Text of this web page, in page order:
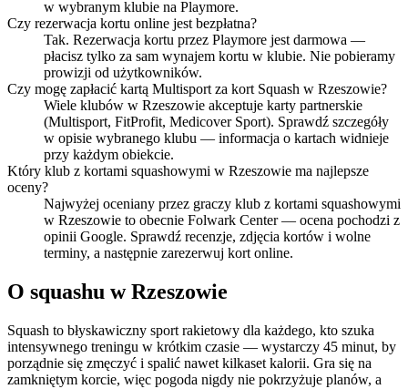
w wybranym klubie na Playmore.
Czy rezerwacja kortu online jest bezpłatna?
Tak. Rezerwacja kortu przez Playmore jest darmowa —
płacisz tylko za sam wynajem kortu w klubie. Nie pobieramy
prowizji od użytkowników.
Czy mogę zapłacić kartą Multisport za kort Squash w Rzeszowie?
Wiele klubów w Rzeszowie akceptuje karty partnerskie
(Multisport, FitProfit, Medicover Sport). Sprawdź szczegóły
w opisie wybranego klubu — informacja o kartach widnieje
przy każdym obiekcie.
Który klub z kortami squashowymi w Rzeszowie ma najlepsze
oceny?
Najwyżej oceniany przez graczy klub z kortami squashowymi
w Rzeszowie to obecnie Folwark Center — ocena pochodzi z
opinii Google. Sprawdź recenzje, zdjęcia kortów i wolne
terminy, a następnie zarezerwuj kort online.
O squashu w Rzeszowie
Squash to błyskawiczny sport rakietowy dla każdego, kto szuka
intensywnego treningu w krótkim czasie — wystarczy 45 minut, by
porządnie się zmęczyć i spalić nawet kilkaset kalorii. Gra się na
zamkniętym korcie, więc pogoda nigdy nie pokrzyżuje planów, a